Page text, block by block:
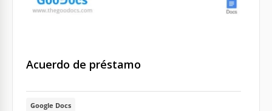
Acuerdo de préstamo
Google Docs